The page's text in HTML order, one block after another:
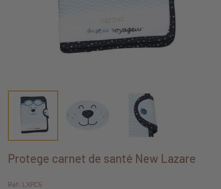
Protege carnet de santé New Lazare
Réf: LXPC5